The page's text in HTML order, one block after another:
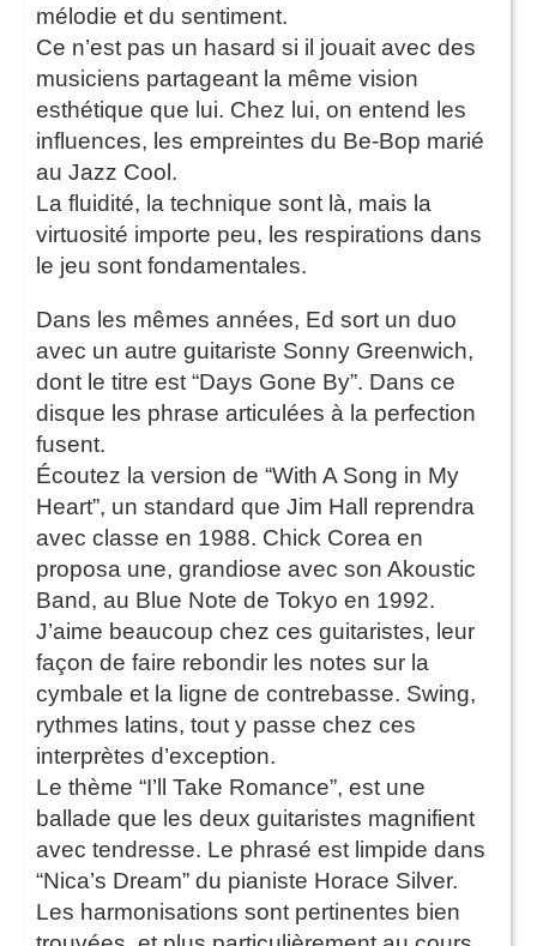
mélodie et du sentiment.
Ce n’est pas un hasard si il jouait avec des
musiciens partageant la même vision
esthétique que lui. Chez lui, on entend les
influences, les empreintes du Be-Bop marié
au Jazz Cool.
La fluidité, la technique sont là, mais la
virtuosité importe peu, les respirations dans
le jeu sont fondamentales.
Dans les mêmes années, Ed sort un duo
avec un autre guitariste Sonny Greenwich,
dont le titre est “Days Gone By”. Dans ce
disque les phrase articulées à la perfection
fusent.
Écoutez la version de “With A Song in My
Heart”, un standard que Jim Hall reprendra
avec classe en 1988. Chick Corea en
proposa une, grandiose avec son Akoustic
Band, au Blue Note de Tokyo en 1992.
J’aime beaucoup chez ces guitaristes, leur
façon de faire rebondir les notes sur la
cymbale et la ligne de contrebasse. Swing,
rythmes latins, tout y passe chez ces
interprètes d’exception.
Le thème “I’ll Take Romance”, est une
ballade que les deux guitaristes magnifient
avec tendresse. Le phrasé est limpide dans
“Nica’s Dream” du pianiste Horace Silver.
Les harmonisations sont pertinentes bien